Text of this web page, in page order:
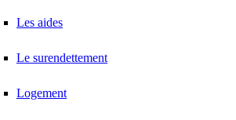
Les aides
Le surendettement
Logement